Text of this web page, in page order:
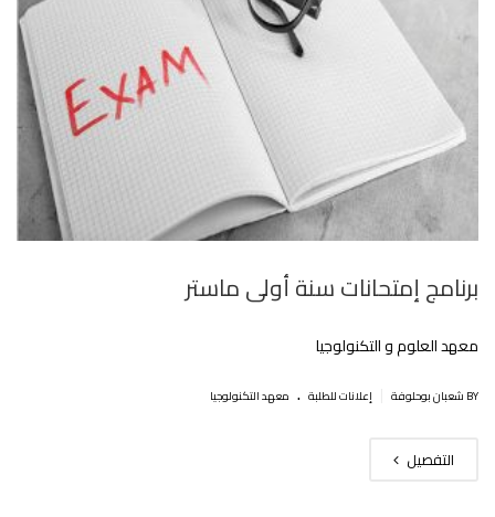
برنامج إمتحانات سنة أولى ماستر
معهد العلوم و التكنولوجيا
BY شعبان بوحلوفة إعلانات للطلبة . معهد التكنولوجيا
التفصيل